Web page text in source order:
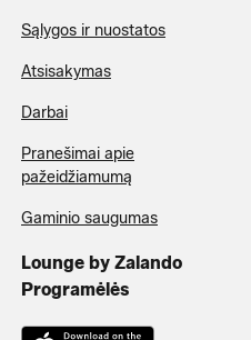
Sąlygos ir nuostatos
Atsisakymas
Darbai
Pranešimai apie
pažeidžiamumą
Gaminio saugumas
Lounge by Zalando
Programėlės